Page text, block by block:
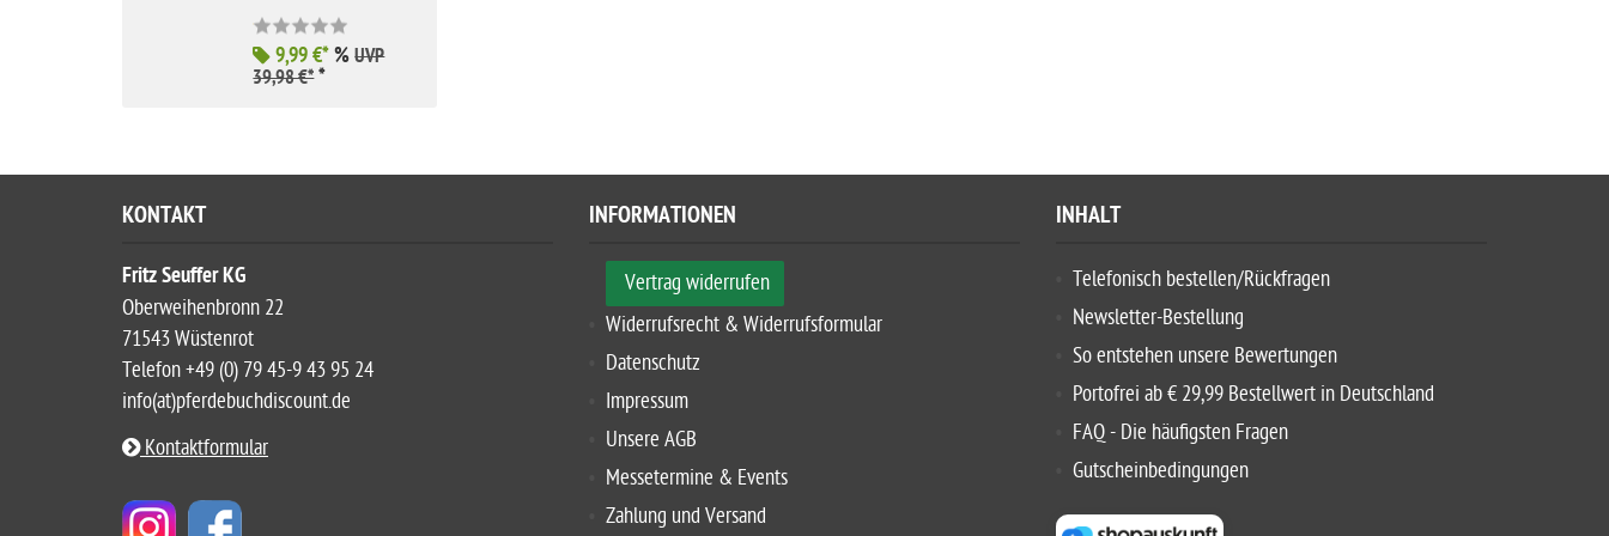
9,99 €*% UVP
39,98 €**
KONTAKT
Fritz Seuffer KG
Oberweihenbronn 22
71543 Wüstenrot
Telefon +49 (0) 79 45-9 43 95 24
info(at)pferdebuchdiscount.de
Kontaktformular
INFORMATIONEN
Vertrag widerrufen
Widerrufsrecht & Widerrufsformular
Datenschutz
Impressum
Unsere AGB
Messetermine & Events
Zahlung und Versand
INHALT
Telefonisch bestellen/Rückfragen
Newsletter-Bestellung
So entstehen unsere Bewertungen
Portofrei ab € 29,99 Bestellwert in Deutschland
FAQ - Die häufigsten Fragen
Gutscheinbedingungen